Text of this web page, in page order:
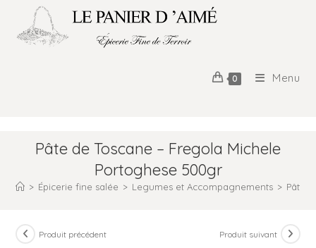
0 Menu
Pâte de Toscane – Fregola Michele
Portoghese 500gr
> Épicerie fine salée > Legumes et Accompagnements > Pâtes
Produit précédent Produit suivant